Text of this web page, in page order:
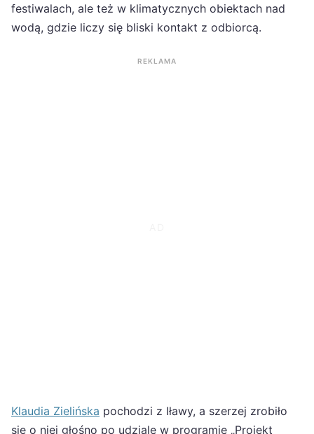
festiwalach, ale też w klimatycznych obiektach nad
wodą, gdzie liczy się bliski kontakt z odbiorcą.
REKLAMA
Klaudia Zielińska pochodzi z Iławy, a szerzej zrobiło
się o niej głośno po udziale w programie „Projekt